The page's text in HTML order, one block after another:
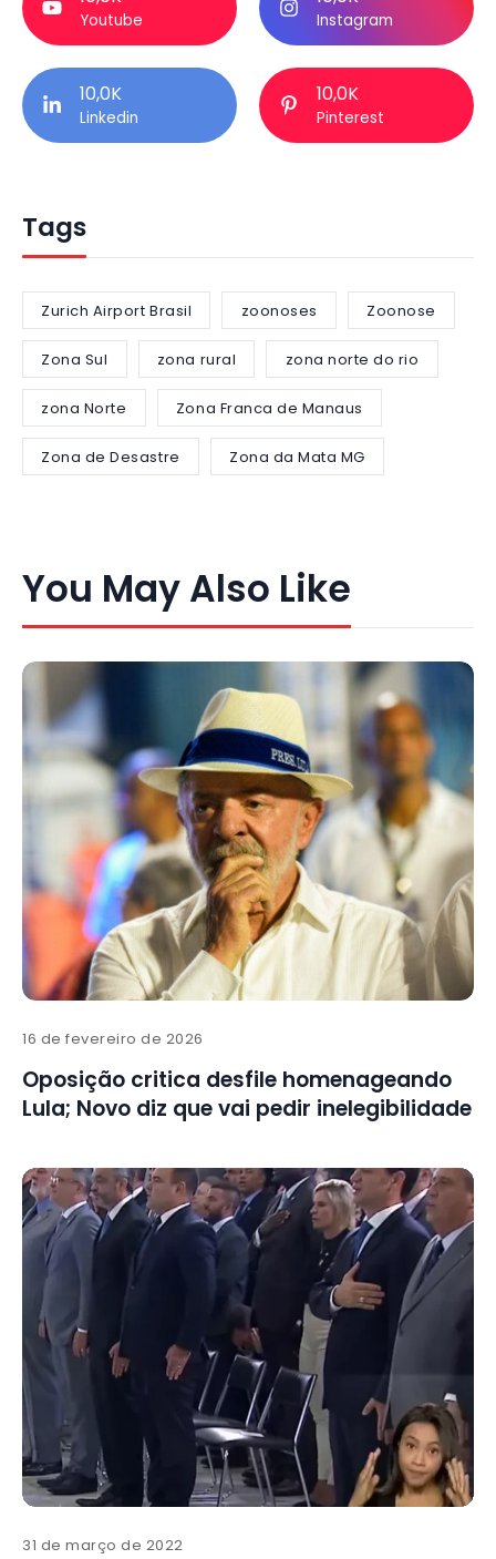
Youtube Instagram
10,0K
Linkedin
10,0K
Pinterest
Tags
Zurich Airport Brasil zoonoses Zoonose
Zona Sul zona rural zona norte do rio
zona Norte Zona Franca de Manaus
Zona de Desastre Zona da Mata MG
You May Also Like
16 de fevereiro de 2026
Oposição critica desfile homenageando
Lula; Novo diz que vai pedir inelegibilidade
31 de março de 2022